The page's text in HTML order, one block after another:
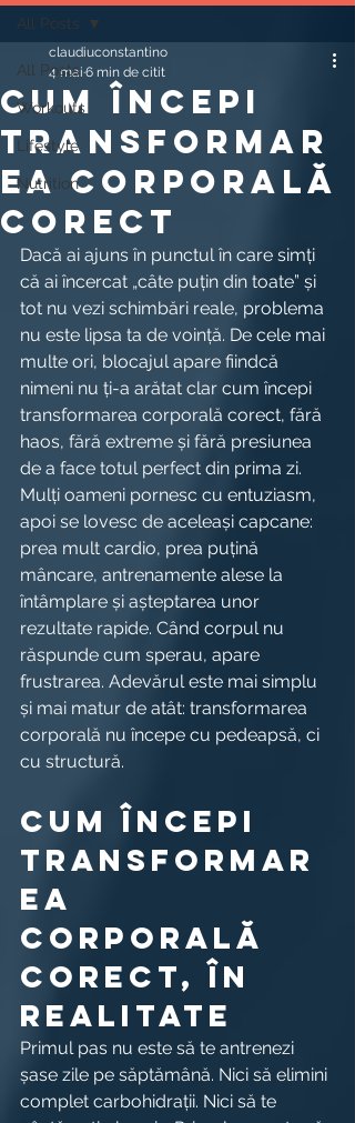
All Posts
Workouts
Lifestyle
Nutrition
All Posts
Cum începi
transformar
ea corporală
corect
claudiuconstantino
4 mai 6 min de citit
Dacă ai ajuns în punctul în care simți
că ai încercat „câte puțin din toate” și
tot nu vezi schimbări reale, problema
nu este lipsa ta de voință. De cele mai
multe ori, blocajul apare fiindcă
nimeni nu ți-a arătat clar cum începi
transformarea corporală corect, fără
haos, fără extreme și fără presiunea
de a face totul perfect din prima zi.
Mulți oameni pornesc cu entuziasm,
apoi se lovesc de aceleași capcane:
prea mult cardio, prea puțină
mâncare, antrenamente alese la
întâmplare și așteptarea unor
rezultate rapide. Când corpul nu
răspunde cum sperau, apare
frustrarea. Adevărul este mai simplu
și mai matur de atât: transformarea
corporală nu începe cu pedeapsă, ci
cu structură.
Cum începi
transformar
ea
corporală
corect, în
realitate
Primul pas nu este să te antrenezi
șase zile pe săptămână. Nici să elimini
complet carbohidrații. Nici să te